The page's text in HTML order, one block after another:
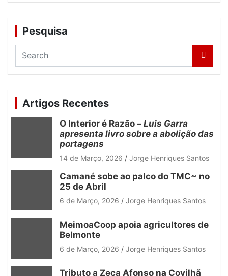
Pesquisa
a
c
h
Artigos Recentes
O Interior é Razão – Luis Garra
apresenta livro sobre a abolição das
portagens
14 de Março, 2026 Jorge Henriques Santos
Camané sobe ao palco do TMC~ no
25 de Abril
6 de Março, 2026 Jorge Henriques Santos
MeimoaCoop apoia agricultores de
Belmonte
6 de Março, 2026 Jorge Henriques Santos
Tributo a Zeca Afonso na Covilhã